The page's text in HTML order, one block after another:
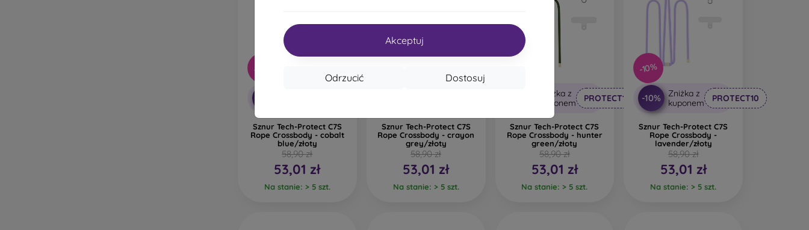
Akceptuj
Dostosuj
Odrzucić
-10%
Sznur Tech-Protect C7S
Rope Crossbody - cobalt
blue/złoty
58,90 zł
53,01 zł
Na stanie: > 5 szt.
Sznur Tech-Protect C7S
Rope Crossbody - crayon
grey/złoty
58,90 zł
53,01 zł
Na stanie: > 5 szt.
Zniżka z
kuponem
PROTECT10
Sznur Tech-Protect C7S
Rope Crossbody - hunter
green/złoty
58,90 zł
53,01 zł
Na stanie: > 5 szt.
-10%
-10%
Zniżka z
kuponem
PROTECT10
Sznur Tech-Protect C7S
Rope Crossbody -
lavender/złoty
58,90 zł
53,01 zł
Na stanie: > 5 szt.